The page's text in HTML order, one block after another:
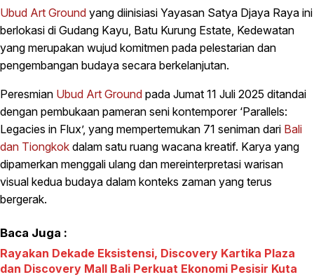
Ubud Art Ground yang diinisiasi Yayasan Satya Djaya Raya ini
berlokasi di Gudang Kayu, Batu Kurung Estate, Kedewatan
yang merupakan wujud komitmen pada pelestarian dan
pengembangan budaya secara berkelanjutan.
Peresmian Ubud Art Ground pada Jumat 11 Juli 2025 ditandai
dengan pembukaan pameran seni kontemporer ‘Parallels:
Legacies in Flux’, yang mempertemukan 71 seniman dari Bali
dan Tiongkok dalam satu ruang wacana kreatif. Karya yang
dipamerkan menggali ulang dan mereinterpretasi warisan
visual kedua budaya dalam konteks zaman yang terus
bergerak.
Baca Juga :
Rayakan Dekade Eksistensi, Discovery Kartika Plaza
dan Discovery Mall Bali Perkuat Ekonomi Pesisir Kuta